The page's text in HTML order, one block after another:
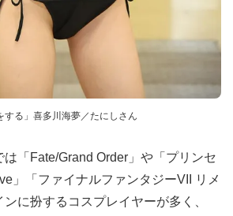
する」喜多川海夢／たにしさん
は「Fate/Grand Order」や「プリンセ
」「ファイナルファンタジーVII リメ
に扮するコスプレイヤーが多く、